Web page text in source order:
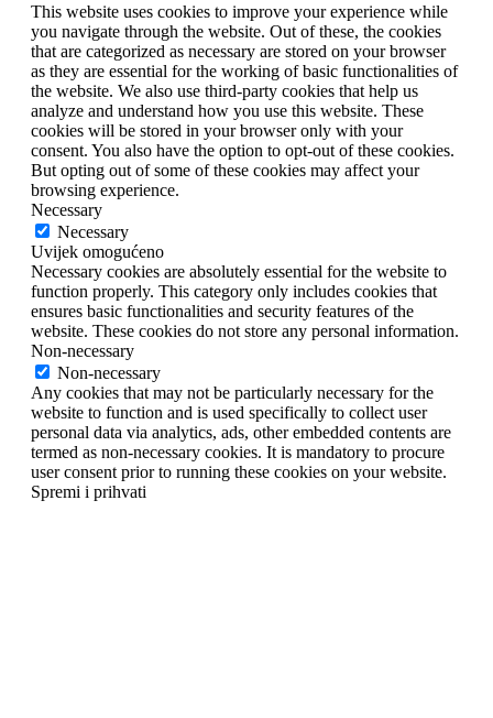
This website uses cookies to improve your experience while
you navigate through the website. Out of these, the cookies
that are categorized as necessary are stored on your browser
as they are essential for the working of basic functionalities of
the website. We also use third-party cookies that help us
analyze and understand how you use this website. These
cookies will be stored in your browser only with your
consent. You also have the option to opt-out of these cookies.
But opting out of some of these cookies may affect your
browsing experience.
Necessary
Necessary
Uvijek omogućeno
Necessary cookies are absolutely essential for the website to
function properly. This category only includes cookies that
ensures basic functionalities and security features of the
website. These cookies do not store any personal information.
Non-necessary
Non-necessary
Any cookies that may not be particularly necessary for the
website to function and is used specifically to collect user
personal data via analytics, ads, other embedded contents are
termed as non-necessary cookies. It is mandatory to procure
user consent prior to running these cookies on your website.
Spremi i prihvati